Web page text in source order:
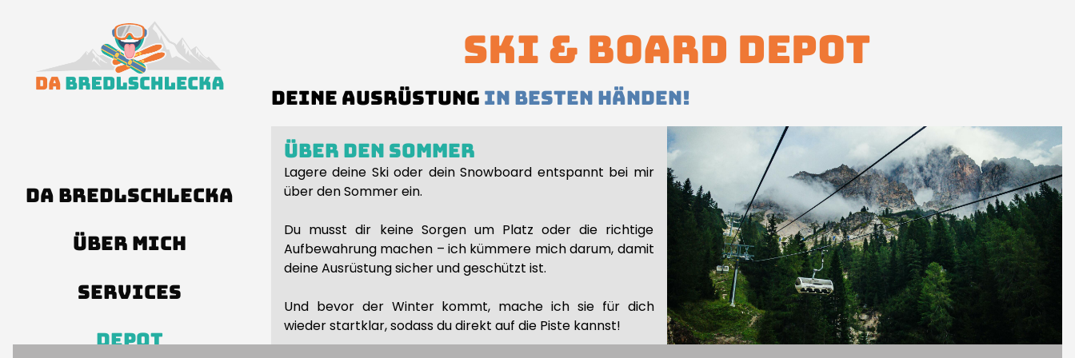
Ski & Board Depot
Deine Ausrüstung in Besten Händen!
Über den Sommer
Lagere deine Ski oder dein Snowboard entspannt bei mir
über den Sommer ein.
Du musst dir keine Sorgen um Platz oder die richtige
Aufbewahrung machen – ich kümmere mich darum, damit
deine Ausrüstung sicher und geschützt ist.
Und bevor der Winter kommt, mache ich sie für dich
wieder startklar, sodass du direkt auf die Piste kannst!
DA BREDLSCHLECKA
ÜBER MICH
SERVICES
DEPOT